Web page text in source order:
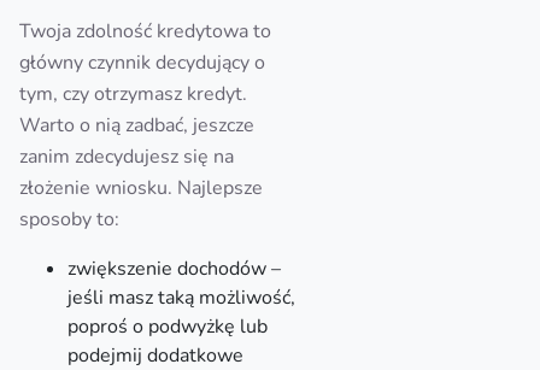
Twoja zdolność kredytowa to
główny czynnik decydujący o
tym, czy otrzymasz kredyt.
Warto o nią zadbać, jeszcze
zanim zdecydujesz się na
złożenie wniosku. Najlepsze
sposoby to:
zwiększenie dochodów –
jeśli masz taką możliwość,
poproś o podwyżkę lub
podejmij dodatkowe